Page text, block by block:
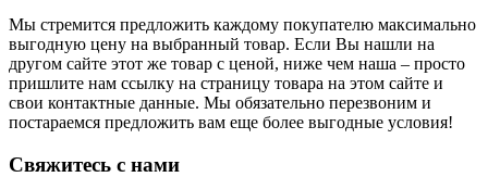
Мы стремится предложить каждому покупателю максимально
выгодную цену на выбранный товар. Если Вы нашли на
другом сайте этот же товар с ценой, ниже чем наша – просто
пришлите нам ссылку на страницу товара на этом сайте и
свои контактные данные. Мы обязательно перезвоним и
постараемся предложить вам еще более выгодные условия!
­Свяжитесь с нами